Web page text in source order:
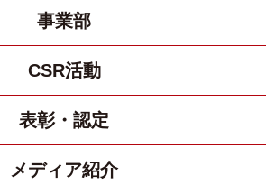
事業部
CSR活動
表彰・認定
メディア紹介